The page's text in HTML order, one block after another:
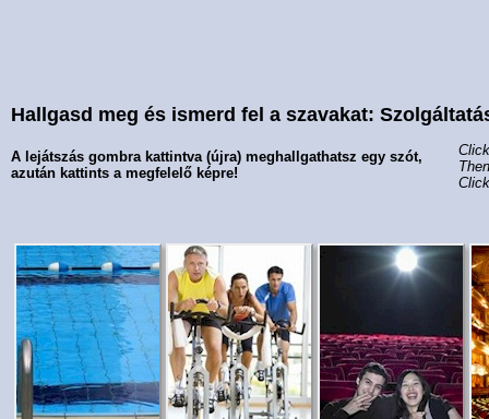
Hallgasd meg és ismerd fel a szavakat:
A lejátszás gombra kattintva (újra) meghallgathatsz egy szót,
azután kattints a megfelelő képre!